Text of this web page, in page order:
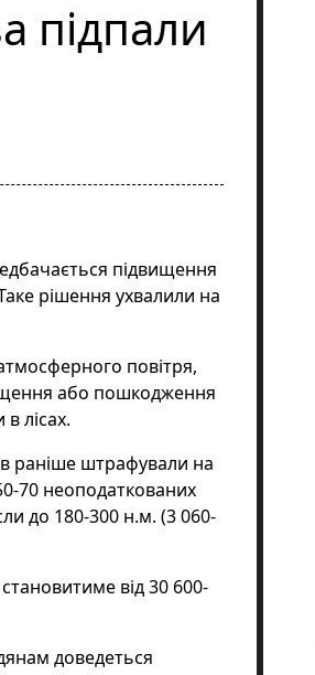
підпали
підвищення
рішення ухвалили на
повітря,
або пошкодження
лісах.
раніше штрафували на
70 неоподаткованих
до 180-300 н.м. (3 060-
від 30 600-
доведеться